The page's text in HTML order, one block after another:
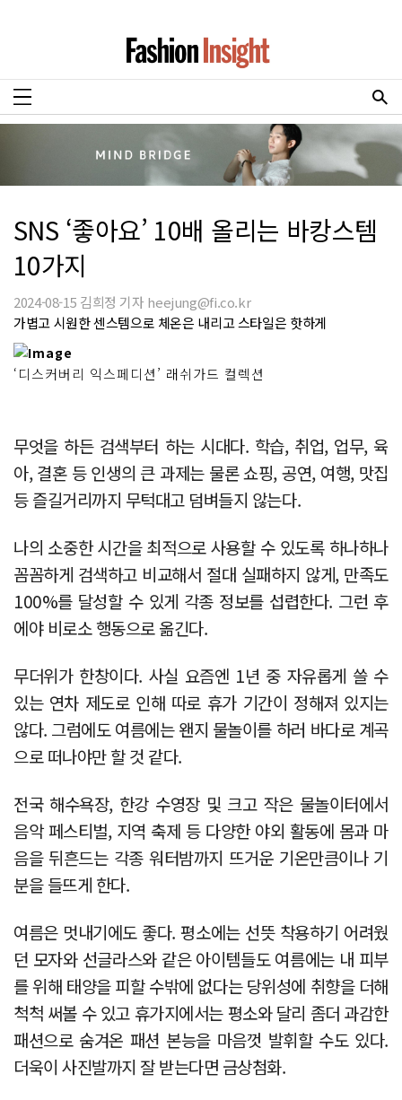
SNS ‘좋아요’ 10배 올리는 바캉스템
10가지
2024-08-15 김희정 기자 heejung@fi.co.kr
가볍고 시원한 센스템으로 체온은 내리고 스타일은 핫하게
‘디스커버리 익스페디션’ 래쉬가드 컬렉션
무엇을 하든 검색부터 하는 시대다. 학습, 취업, 업무, 육
아, 결혼 등 인생의 큰 과제는 물론 쇼핑, 공연, 여행, 맛집
등 즐길거리까지 무턱대고 덤벼들지 않는다.
나의 소중한 시간을 최적으로 사용할 수 있도록 하나하나
꼼꼼하게 검색하고 비교해서 절대 실패하지 않게, 만족도
100%를 달성할 수 있게 각종 정보를 섭렵한다. 그런 후
에야 비로소 행동으로 옮긴다.
무더위가 한창이다. 사실 요즘엔 1년 중 자유롭게 쓸 수
있는 연차 제도로 인해 따로 휴가 기간이 정해져 있지는
않다. 그럼에도 여름에는 왠지 물놀이를 하러 바다로 계곡
으로 떠나야만 할 것 같다.
전국 해수욕장, 한강 수영장 및 크고 작은 물놀이터에서
음악 페스티벌, 지역 축제 등 다양한 야외 활동에 몸과 마
음을 뒤흔드는 각종 워터밤까지 뜨거운 기온만큼이나 기
분을 들뜨게 한다.
여름은 멋내기에도 좋다. 평소에는 선뜻 착용하기 어려웠
던 모자와 선글라스와 같은 아이템들도 여름에는 내 피부
를 위해 태양을 피할 수밖에 없다는 당위성에 취향을 더해
척척 써볼 수 있고 휴가지에서는 평소와 달리 좀더 과감한
패션으로 숨겨온 패션 본능을 마음껏 발휘할 수도 있다.
더욱이 사진발까지 잘 받는다면 금상첨화.